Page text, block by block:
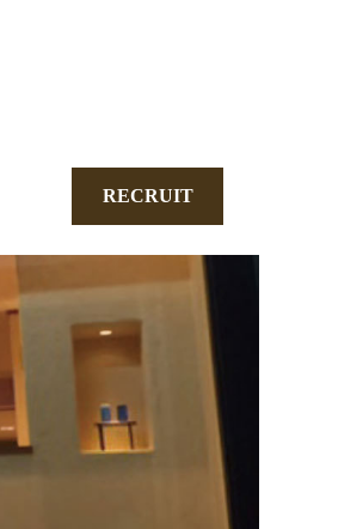
RECRUIT